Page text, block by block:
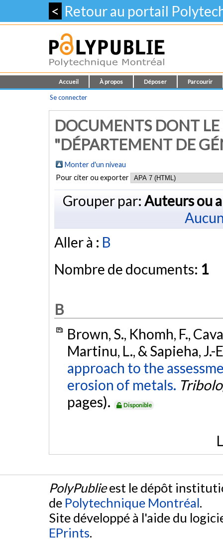
< Retour au portail
Accueil À propos Déposer Parcourir
Se connecter
DOCUMENTS DONT
"DÉPARTEMENT DE
Monter d'un niveau
Pour citer ou exporter
Grouper par: Auteurs ou
Aller à : B
Nombre de documents: 1
B
Brown, S., Khomh, F.,
Martinu, L., & Sapieha, J.-
approach to the
erosion of metals.
pages).
Disponible
PolyPublieest le dépôt
de Polytechnique Montréal.
Site développé à l'aide du
EPrints.